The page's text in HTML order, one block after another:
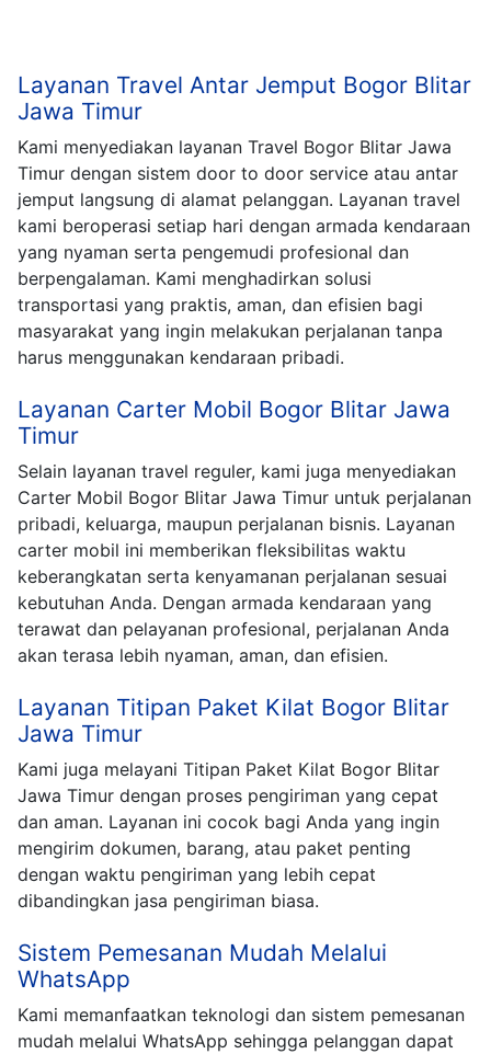
Layanan Travel Antar Jemput Bogor Blitar
Jawa Timur
Kami menyediakan layanan Travel Bogor Blitar Jawa
Timur dengan sistem door to door service atau antar
jemput langsung di alamat pelanggan. Layanan travel
kami beroperasi setiap hari dengan armada kendaraan
yang nyaman serta pengemudi profesional dan
berpengalaman. Kami menghadirkan solusi
transportasi yang praktis, aman, dan efisien bagi
masyarakat yang ingin melakukan perjalanan tanpa
harus menggunakan kendaraan pribadi.
Layanan Carter Mobil Bogor Blitar Jawa
Timur
Selain layanan travel reguler, kami juga menyediakan
Carter Mobil Bogor Blitar Jawa Timur untuk perjalanan
pribadi, keluarga, maupun perjalanan bisnis. Layanan
carter mobil ini memberikan fleksibilitas waktu
keberangkatan serta kenyamanan perjalanan sesuai
kebutuhan Anda. Dengan armada kendaraan yang
terawat dan pelayanan profesional, perjalanan Anda
akan terasa lebih nyaman, aman, dan efisien.
Layanan Titipan Paket Kilat Bogor Blitar
Jawa Timur
Kami juga melayani Titipan Paket Kilat Bogor Blitar
Jawa Timur dengan proses pengiriman yang cepat
dan aman. Layanan ini cocok bagi Anda yang ingin
mengirim dokumen, barang, atau paket penting
dengan waktu pengiriman yang lebih cepat
dibandingkan jasa pengiriman biasa.
Sistem Pemesanan Mudah Melalui
WhatsApp
Kami memanfaatkan teknologi dan sistem pemesanan
mudah melalui WhatsApp sehingga pelanggan dapat